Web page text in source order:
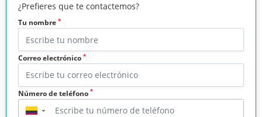
¿Prefieres que te contactemos?
Tu nombre *
Correo electrónico *
Número de teléfono *
▼